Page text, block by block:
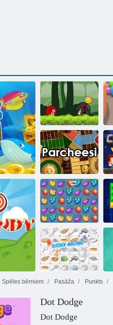
Bumbu varonis
piedzīvojums:
sarkans lielība
bumbu
Parcheesi
Fruta Crush
Virtuves
mahjong
Spēles bērniem Pasāža Punkts
Dot Dodge
Dot Dodge